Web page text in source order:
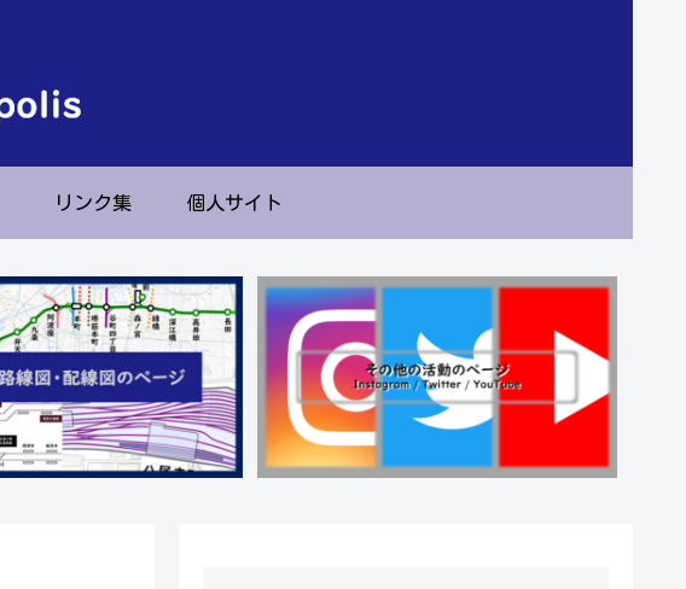
リンク集 個人サイト